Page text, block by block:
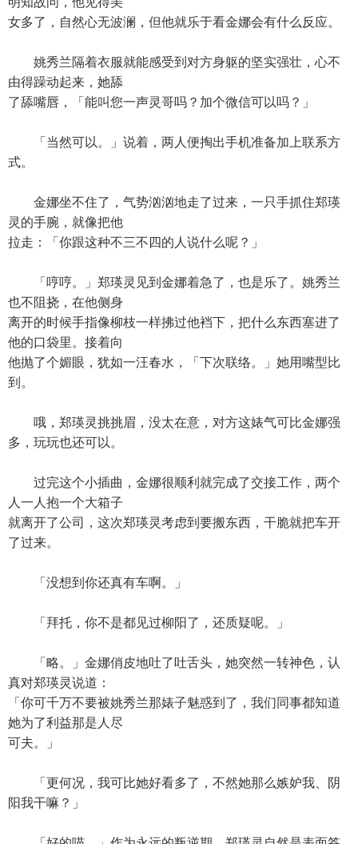
女多了，自然心无波澜，但他就乐于看金娜会有什么反应。
姚秀兰隔着衣服就能感受到对方身躯的坚实强壮，心不
由得躁动起来，她舔
了舔嘴唇，「能叫您一声灵哥吗？加个微信可以吗？」
「当然可以。」说着，两人便掏出手机准备加上联系方
式。
金娜坐不住了，气势汹汹地走了过来，一只手抓住郑瑛
灵的手腕，就像把他
拉走：「你跟这种不三不四的人说什么呢？」
「哼哼。」郑瑛灵见到金娜着急了，也是乐了。姚秀兰
也不阻挠，在他侧身
离开的时候手指像柳枝一样拂过他裆下，把什么东西塞进了
他的口袋里。接着向
他抛了个媚眼，犹如一汪春水，「下次联络。」她用嘴型比
到。
哦，郑瑛灵挑挑眉，没太在意，对方这婊气可比金娜强
多，玩玩也还可以。
过完这个小插曲，金娜很顺利就完成了交接工作，两个
人一人抱一个大箱子
就离开了公司，这次郑瑛灵考虑到要搬东西，干脆就把车开
了过来。
「没想到你还真有车啊。」
「拜托，你不是都见过柳阳了，还质疑呢。」
「略。」金娜俏皮地吐了吐舌头，她突然一转神色，认
真对郑瑛灵说道：
「你可千万不要被姚秀兰那婊子魅惑到了，我们同事都知道
她为了利益那是人尽
可夫。」
「更何况，我可比她好看多了，不然她那么嫉妒我、阴
阳我干嘛？」